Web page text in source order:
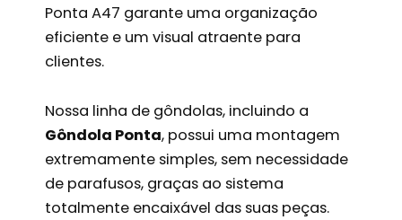
Ponta A47 garante uma organização
eficiente e um visual atraente para
clientes.
Nossa linha de gôndolas, incluindo a
Gôndola Ponta, possui uma montagem
extremamente simples, sem necessidade
de parafusos, graças ao sistema
totalmente encaixável das suas peças.